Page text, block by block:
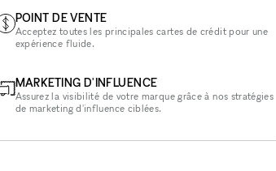
POINT DE VENTE
Acceptez toutes les principales cartes de crédit pour une
expérience fluide.
MARKETING D'INFLUENCE
Assurez la visibilité de votre marque grâce à nos stratégies
de marketing d'influence ciblées.